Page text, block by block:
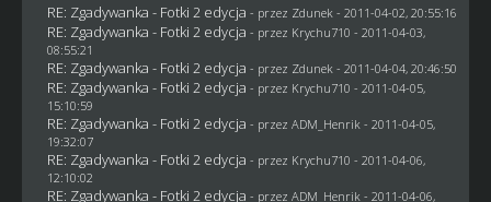
RE: Zgadywanka - Fotki 2 edycja - przez Zdunek - 2011-04-02, 20:55:16
RE: Zgadywanka - Fotki 2 edycja - przez Krychu710 - 2011-04-03,
08:55:21
RE: Zgadywanka - Fotki 2 edycja - przez Zdunek - 2011-04-04, 20:46:50
RE: Zgadywanka - Fotki 2 edycja - przez Krychu710 - 2011-04-05,
15:10:59
RE: Zgadywanka - Fotki 2 edycja - przez ADM_Henrik - 2011-04-05,
19:32:07
RE: Zgadywanka - Fotki 2 edycja - przez Krychu710 - 2011-04-06,
12:10:02
RE: Zgadywanka - Fotki 2 edycja - przez ADM_Henrik - 2011-04-06,